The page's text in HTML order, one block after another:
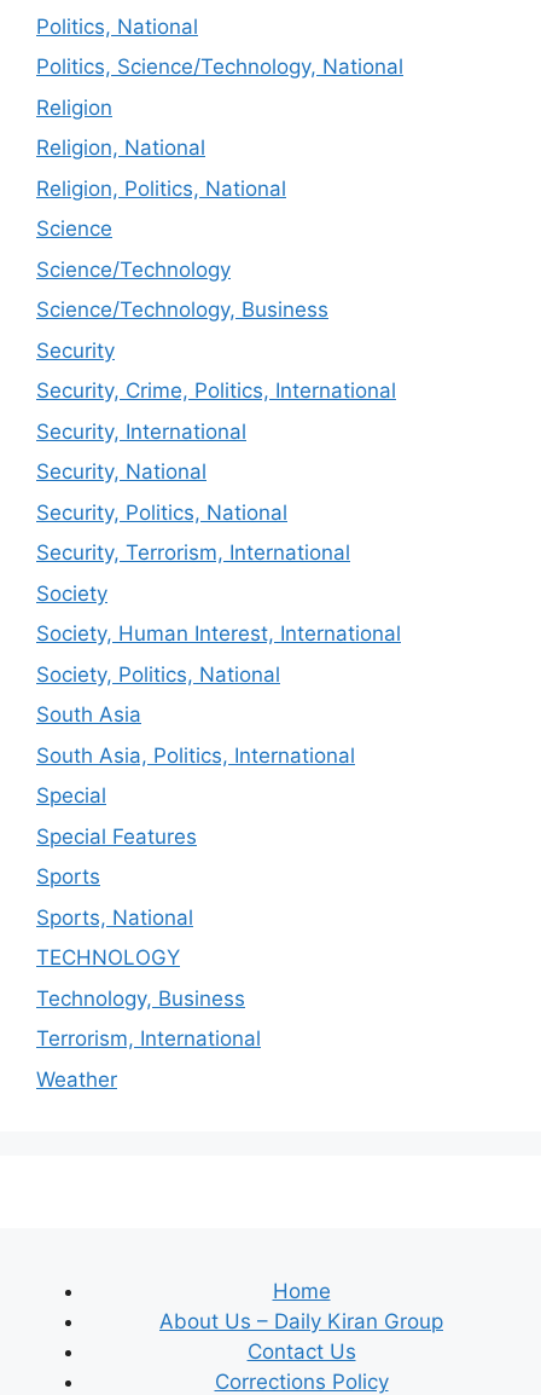
Politics, National
Politics, Science/Technology, National
Religion
Religion, National
Religion, Politics, National
Science
Science/Technology
Science/Technology, Business
Security
Security, Crime, Politics, International
Security, International
Security, National
Security, Politics, National
Security, Terrorism, International
Society
Society, Human Interest, International
Society, Politics, National
South Asia
South Asia, Politics, International
Special
Special Features
Sports
Sports, National
TECHNOLOGY
Technology, Business
Terrorism, International
Weather
Home
About Us – Daily Kiran Group
Contact Us
Corrections Policy